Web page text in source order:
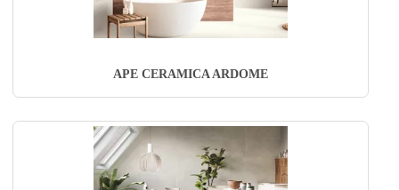
APE CERAMICA ARDOME